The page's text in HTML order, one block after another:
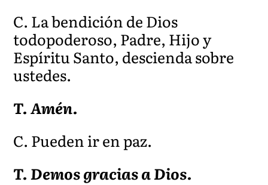
C. La bendición de Dios
todopoderoso, Padre, Hijo y
Espíritu Santo, descienda sobre
ustedes.
T. Amén.
C. Pueden ir en paz.
T. Demos gracias a Dios.